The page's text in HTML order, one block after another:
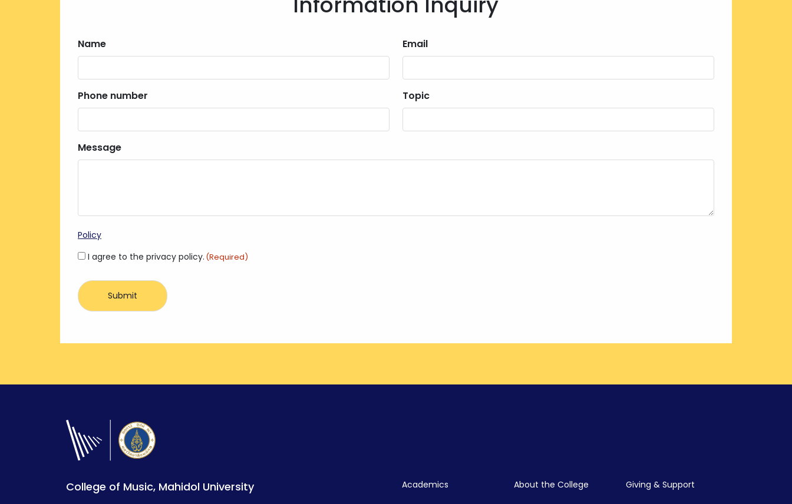
Name Email
Phone number Topic
Message
Policy
Consent
I agree to the privacy policy. (Required)
College of Music, Mahidol University Academics About the College Giving & Support